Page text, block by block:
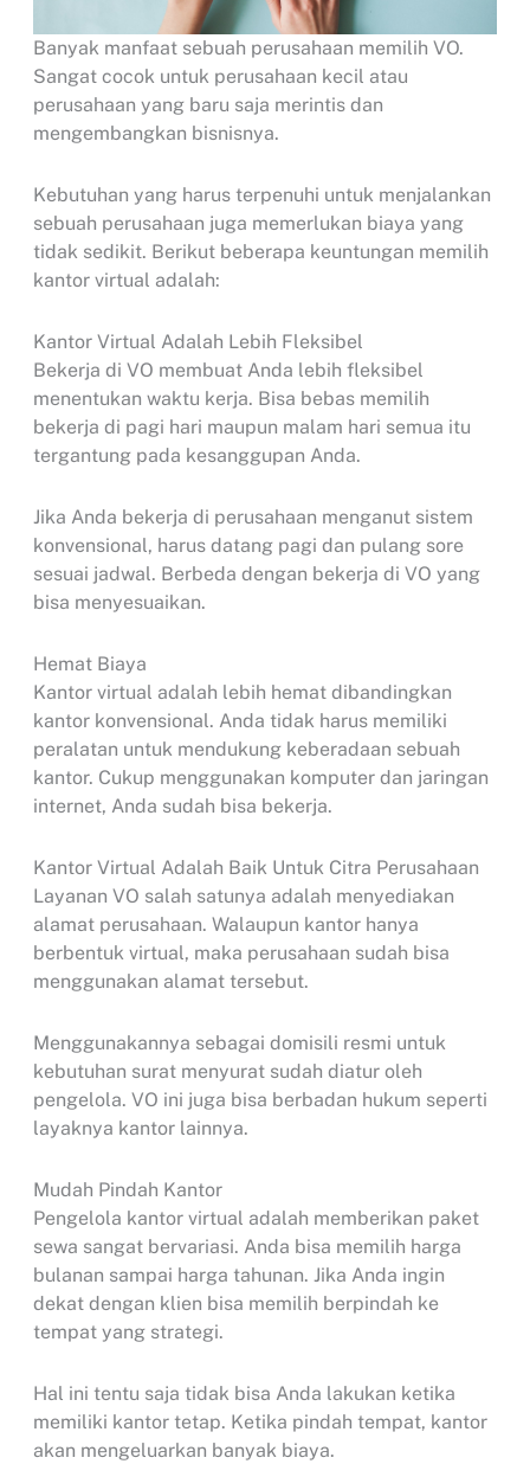
Banyak manfaat sebuah perusahaan memilih VO.
Sangat cocok untuk perusahaan kecil atau
perusahaan yang baru saja merintis dan
mengembangkan bisnisnya.
Kebutuhan yang harus terpenuhi untuk menjalankan
sebuah perusahaan juga memerlukan biaya yang
tidak sedikit. Berikut beberapa keuntungan memilih
kantor virtual adalah:
Kantor Virtual Adalah Lebih Fleksibel
Bekerja di VO membuat Anda lebih fleksibel
menentukan waktu kerja. Bisa bebas memilih
bekerja di pagi hari maupun malam hari semua itu
tergantung pada kesanggupan Anda.
Jika Anda bekerja di perusahaan menganut sistem
konvensional, harus datang pagi dan pulang sore
sesuai jadwal. Berbeda dengan bekerja di VO yang
bisa menyesuaikan.
Hemat Biaya
Kantor virtual adalah lebih hemat dibandingkan
kantor konvensional. Anda tidak harus memiliki
peralatan untuk mendukung keberadaan sebuah
kantor. Cukup menggunakan komputer dan jaringan
internet, Anda sudah bisa bekerja.
Kantor Virtual Adalah Baik Untuk Citra Perusahaan
Layanan VO salah satunya adalah menyediakan
alamat perusahaan. Walaupun kantor hanya
berbentuk virtual, maka perusahaan sudah bisa
menggunakan alamat tersebut.
Menggunakannya sebagai domisili resmi untuk
kebutuhan surat menyurat sudah diatur oleh
pengelola. VO ini juga bisa berbadan hukum seperti
layaknya kantor lainnya.
Mudah Pindah Kantor
Pengelola kantor virtual adalah memberikan paket
sewa sangat bervariasi. Anda bisa memilih harga
bulanan sampai harga tahunan. Jika Anda ingin
dekat dengan klien bisa memilih berpindah ke
tempat yang strategi.
Hal ini tentu saja tidak bisa Anda lakukan ketika
memiliki kantor tetap. Ketika pindah tempat, kantor
akan mengeluarkan banyak biaya.